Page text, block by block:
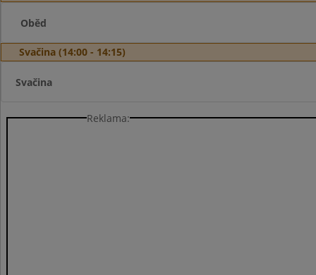
Oběd
Svačina (14:00 - 14:15)
Svačina
Reklama: